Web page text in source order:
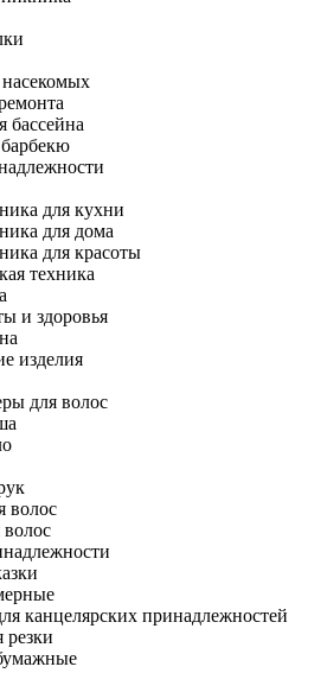
бассейна
для кухни
для дома
для красоты
техника
и здоровья
изделия
для волос
волос
канцелярских принадлежностей
резки